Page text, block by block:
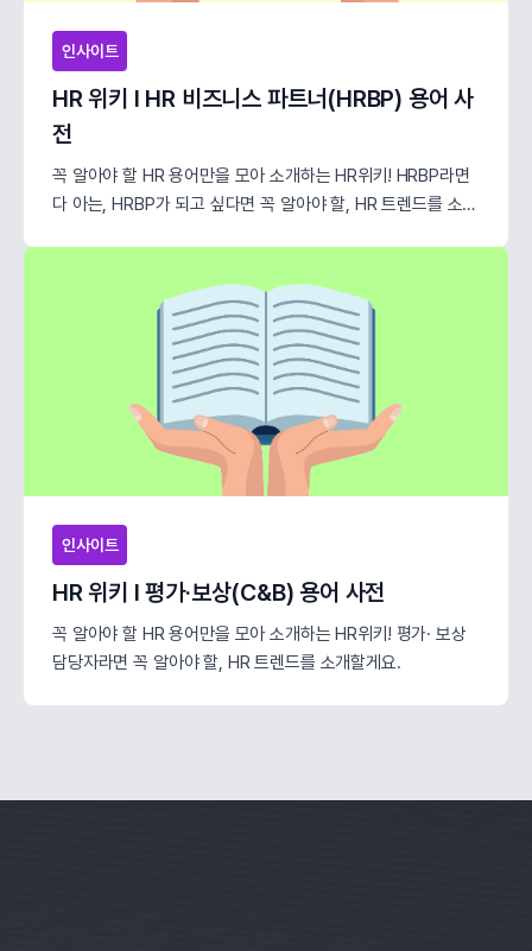
인사이트
HR 위키 l HR 비즈니스 파트너(HRBP) 용어 사
전
꼭 알아야 할 HR 용어만을 모아 소개하는 HR위키! HRBP라면
다 아는, HRBP가 되고 싶다면 꼭 알아야 할, HR 트렌드를 소개
인사이트
HR 위키 l 평가·보상(C&B) 용어 사전
꼭 알아야 할 HR 용어만을 모아 소개하는 HR위키! 평가· 보상
담당자라면 꼭 알아야 할, HR 트렌드를 소개할게요.